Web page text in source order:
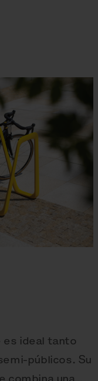
es ideal tanto
públicos. Su